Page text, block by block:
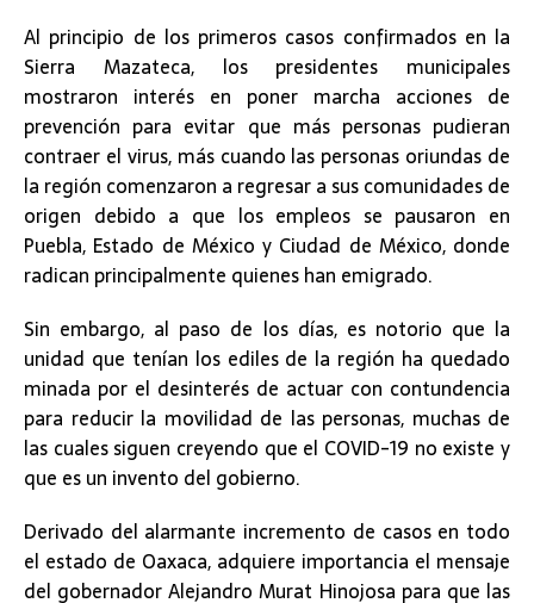
Al principio de los primeros casos confirmados en la
Sierra Mazateca, los presidentes municipales
mostraron interés en poner marcha acciones de
prevención para evitar que más personas pudieran
contraer el virus, más cuando las personas oriundas de
la región comenzaron a regresar a sus comunidades de
origen debido a que los empleos se pausaron en
Puebla, Estado de México y Ciudad de México, donde
radican principalmente quienes han emigrado.
Sin embargo, al paso de los días, es notorio que la
unidad que tenían los ediles de la región ha quedado
minada por el desinterés de actuar con contundencia
para reducir la movilidad de las personas, muchas de
las cuales siguen creyendo que el COVID-19 no existe y
que es un invento del gobierno.
Derivado del alarmante incremento de casos en todo
el estado de Oaxaca, adquiere importancia el mensaje
del gobernador Alejandro Murat Hinojosa para que las